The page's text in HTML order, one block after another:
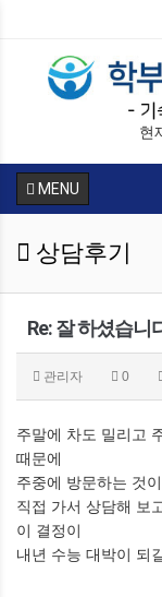
현
MENU
상담후기
Re: 잘 하셨습니
관리자 0
주말에 차도 밀리고
때문에
주중에 방문하는 것
직접 가서 상담해 보
이 결정이
내년 수능 대박이 되